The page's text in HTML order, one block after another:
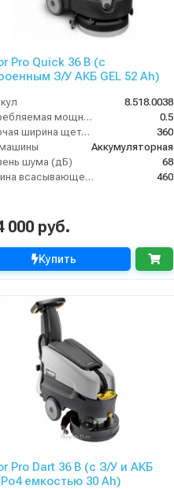
Pro Quick 36 B (с
встроенным З/У АКБ GEL 52 Ah)
8.518.0038
Потребляемая мощность (кВт)
0.5
Рабочая ширина щеток (мм)
360
Аккумуляторная
шума (дБ)
68
Ширина всасывающей балки (мм)
460
000 руб.
Купить
Pro Dart 36 B (с З/У и АКБ
емкостью 30 Ah)